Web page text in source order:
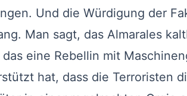
Und die Würdigung der
Man sagt, das Almarales
eine Rebellin mit
hat, dass die Terroristen